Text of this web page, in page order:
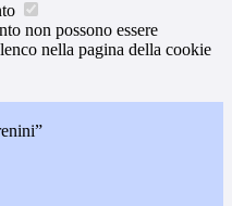
non possono essere
nella pagina della cookie